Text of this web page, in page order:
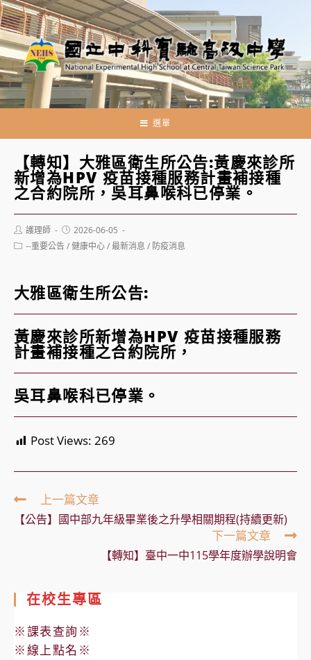
跳
轉
至
主
要
內
選單
【轉知】大雅區衛生所公告:黃慶來診所
新增為HPV 疫苗接種服務計畫補接種
之合約院所，吳耳鼻喉科已停業。
Post
author:
護理師
Post
published:
2026-06-05
Post--重要公告/健康中心/最新消息 / 防疫消息
大雅區衛生所公告:
黃慶來診所新增為HPV 疫苗接種服務
計畫補接種之合約院所，
吳耳鼻喉科已停業。
Post Views: 269
Read
more
articles
上一篇文章
【公告】國中部九年級畢業後之升學相關期程(持續更新)
下一篇文章
【轉知】臺中一中115學年度辦學說明會
在校生專區
※課表查詢※
※線上點名※